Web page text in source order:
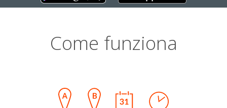
Come funziona